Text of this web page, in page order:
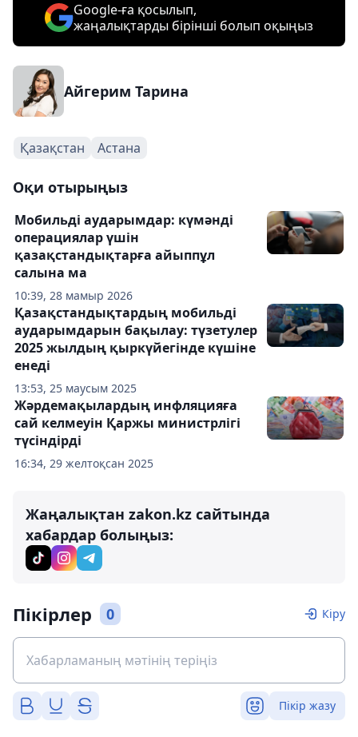
Google-ға қосылып,
жаңалықтарды бірінші болып оқыңыз
Айгерим Тарина
Қазақстан Астана
Оқи отырыңыз
10:39, 28 мамыр 2026
Мобильді аударымдар: күмәнді
операциялар үшін
қазақстандықтарға айыппұл
салына ма
13:53, 25 маусым 2025
Қазақстандықтардың мобильді
аударымдарын бақылау: түзетулер
2025 жылдың қыркүйегінде күшіне
енеді
16:34, 29 желтоқсан 2025
Жәрдемақылардың инфляцияға
сай келмеуін Қаржы министрлігі
түсіндірді
Жаңалықтан zakon.kz сайтында
хабардар болыңыз:
Пікірлер 0 Кіру
Пікір жазу